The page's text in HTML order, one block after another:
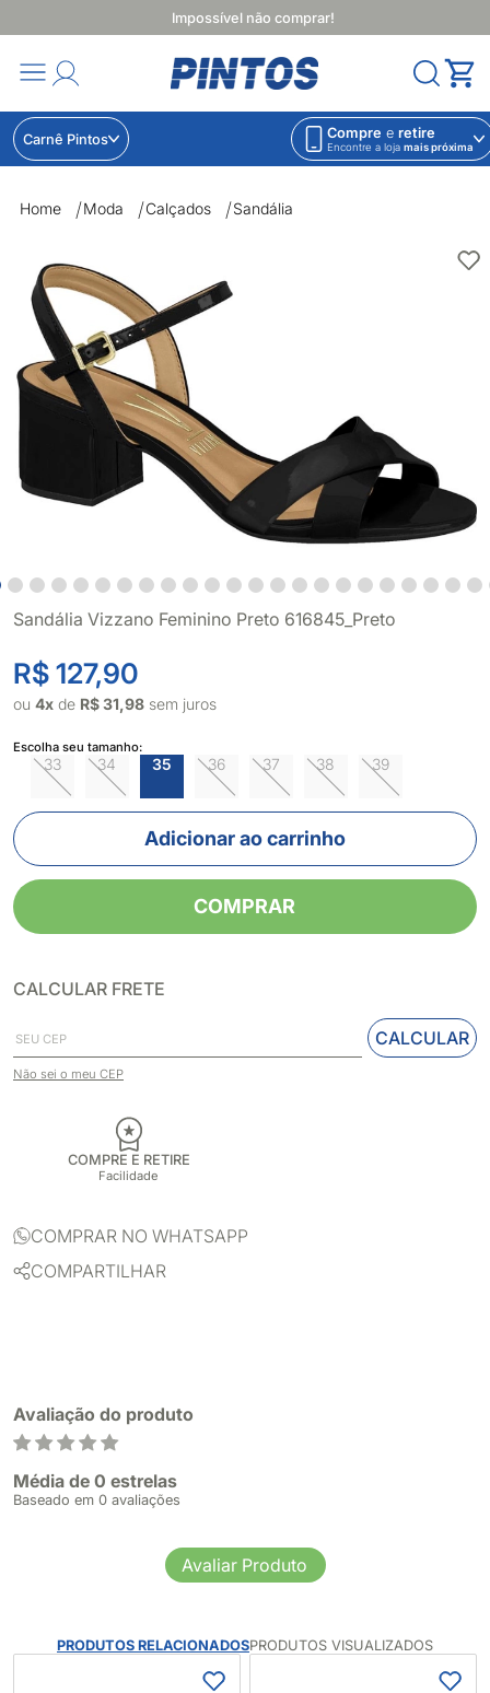
Impossível não comprar!
Carnê Pintos Compre e retire
Encontre a loja mais próxima
Home Moda Calçados Sandália
Sandália Vizzano Feminino Preto 616845_Preto
R$ 127,90
ou 4x de R$ 31,98 sem juros
Escolha seu tamanho:
33 34 35 36 37 38 39
Adicionar ao carrinho
COMPRAR
CALCULAR FRETE
CALCULAR
Não sei o meu CEP
COMPRE E RETIRE
Facilidade
COMPRAR NO WHATSAPP
COMPARTILHAR
Avaliação do produto
Média de 0 estrelas
Baseado em 0 avaliações
Avaliar Produto
PRODUTOS RELACIONADOSPRODUTOS VISUALIZADOS